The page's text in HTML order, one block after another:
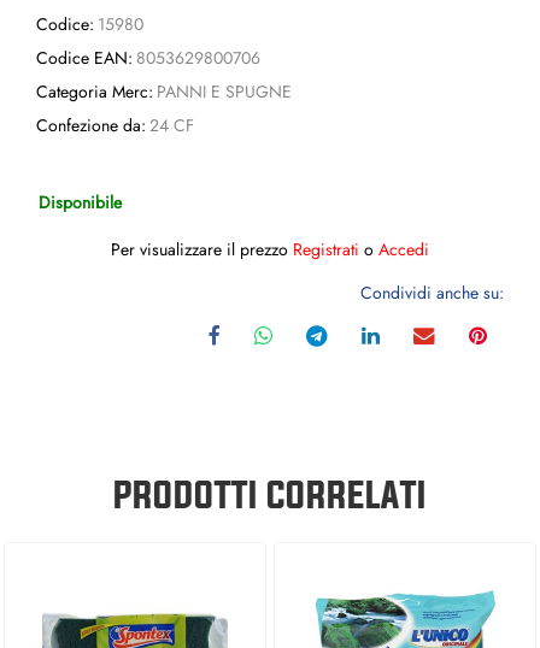
Codice: 15980
Codice EAN: 8053629800706
Categoria Merc: PANNI E SPUGNE
Confezione da: 24 CF
Disponibile
Per visualizzare il prezzo Registrati o Accedi
Condividi anche su:
PRODOTTI CORRELATI